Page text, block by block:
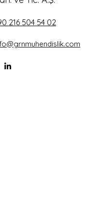
216 504 54 02